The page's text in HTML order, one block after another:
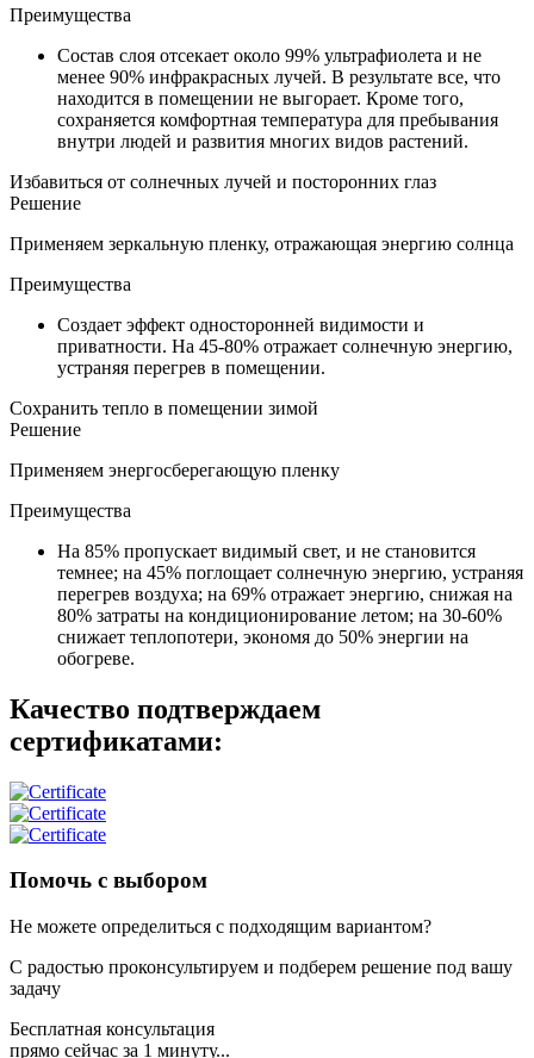
Преимущества
Состав слоя отсекает около 99% ультрафиолета и не
менее 90% инфракрасных лучей. В результате все, что
находится в помещении не выгорает. Кроме того,
сохраняется комфортная температура для пребывания
внутри людей и развития многих видов растений.
Избавиться от солнечных лучей и посторонних глаз
Решение
Применяем зеркальную пленку, отражающая энергию солнца
Преимущества
Создает эффект односторонней видимости и
приватности. На 45-80% отражает солнечную энергию,
устраняя перегрев в помещении.
Сохранить тепло в помещении зимой
Решение
Применяем энергосберегающую пленку
Преимущества
На 85% пропускает видимый свет, и не становится
темнее; на 45% поглощает солнечную энергию, устраняя
перегрев воздуха; на 69% отражает энергию, снижая на
80% затраты на кондиционирование летом; на 30-60%
снижает теплопотери, экономя до 50% энергии на
обогреве.
Качество подтверждаем
сертификатами:
Помочь с выбором
Не можете определиться с подходящим вариантом?
С радостью проконсультируем и подберем решение под вашу
задачу
Бесплатная консультация
прямо сейчас за 1 минуту...